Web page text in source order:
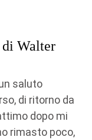
Walter
saluto
di ritorno da
dopo mi
rimasto poco,